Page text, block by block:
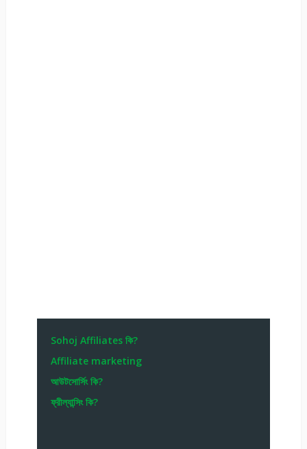
Sohoj Affiliates কি?
Affiliate marketing
আউটসোর্সিং কি?
ফ্রীল্যান্সিং কি?